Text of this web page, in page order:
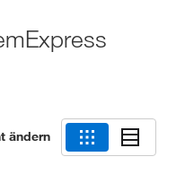
ändern